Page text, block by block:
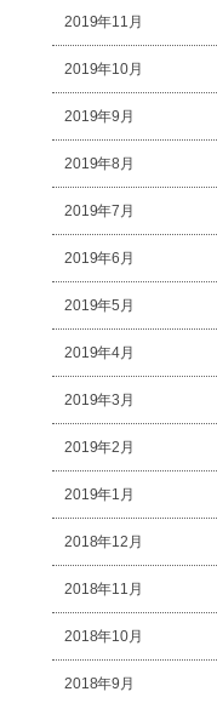
2019年11月
2019年10月
2019年9月
2019年8月
2019年7月
2019年6月
2019年5月
2019年4月
2019年3月
2019年2月
2019年1月
2018年12月
2018年11月
2018年10月
2018年9月